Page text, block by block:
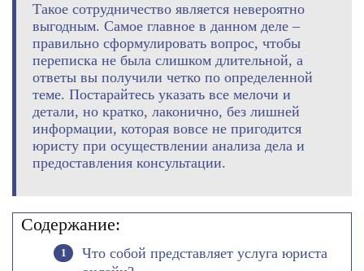
Такое сотрудничество является невероятно
выгодным. Самое главное в данном деле –
правильно сформулировать вопрос, чтобы
переписка не была слишком длительной, а
ответы вы получили четко по определенной
теме. Постарайтесь указать все мелочи и
детали, но кратко, лаконично, без лишней
информации, которая вовсе не пригодится
юристу при осуществлении анализа дела и
предоставления консультации.
Содержание:
Что собой представляет услуга юриста